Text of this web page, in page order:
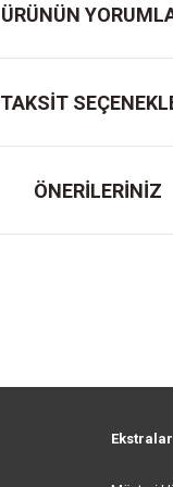
ÜRÜNÜN
TAKSİT
ÖNERİLERİNİZ
Ekstralar